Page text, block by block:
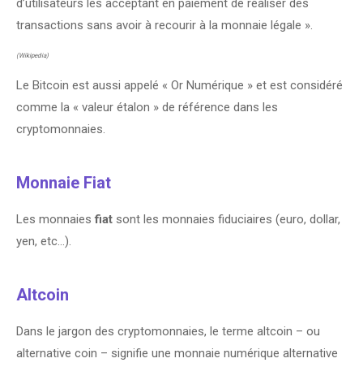
d’utilisateurs les acceptant en paiement de réaliser des
transactions sans avoir à recourir à la monnaie légale ».
(Wikipedia)
Le Bitcoin est aussi appelé « Or Numérique » et est considéré
comme la « valeur étalon » de référence dans les
cryptomonnaies.
Monnaie Fiat
Les monnaiesfiat sont les monnaies fiduciaires (euro, dollar,
yen, etc…).
Altcoin
Dans le jargon des cryptomonnaies, le terme altcoin – ou
alternative coin – signifie une monnaie numérique alternative